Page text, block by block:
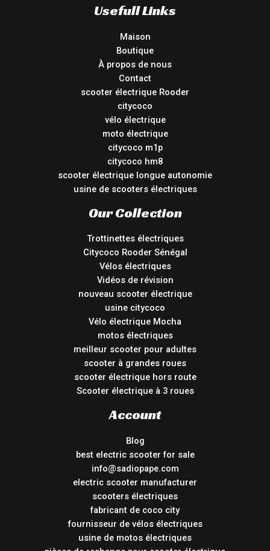
Usefull Links
Maison
Boutique
À propos de nous
Contact
scooter électrique Rooder
citycoco
vélo électrique
moto électrique
citycoco m1p
citycoco hm8
scooter électrique longue autonomie
usine de scooters électriques
Our Collection
Trottinettes électriques
Citycoco Rooder Sénégal
Vélos électriques
Vidéos de révision
nouveau scooter électrique
usine citycoco
Vélo électrique Mocha
motos électriques
meilleur scooter pour adultes
scooter à grandes roues
scooter électrique hors route
Scooter électrique à 3 roues
Account
Blog
best electric scooter for sale
info@sadiopape.com
electric scooter manufacturer
scooters électriques
fabricant de coco city
fournisseur de vélos électriques
usine de motos électriques